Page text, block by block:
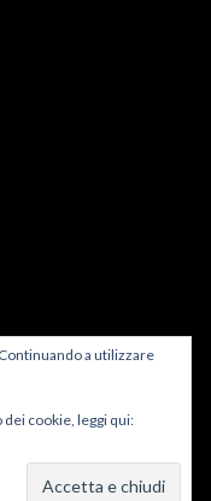
a utilizzare
cookie, leggi qui: